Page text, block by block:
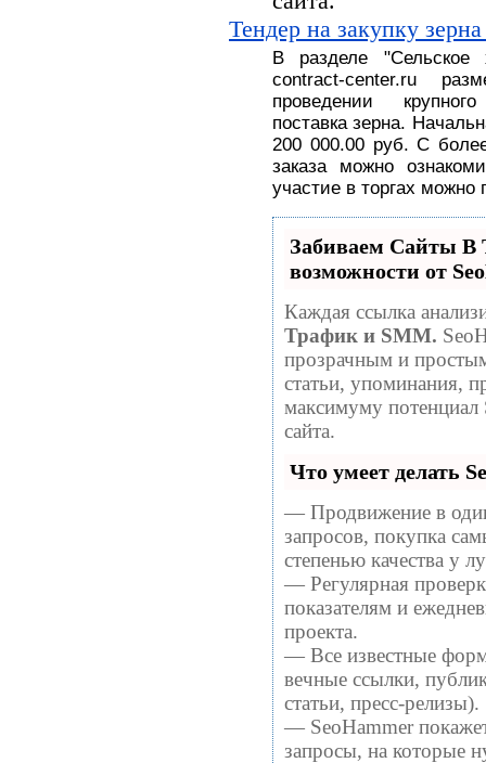
Тендер на закупку
В разделе "Сельское
contract-center.ru
проведении
поставказерна. На
200 000.00 руб. С
заказа можно
участие в торгах можно
Забиваем Сайты
возможности от
Каждая ссылка
Трафик и SMM.
прозрачным и
статьи, упоминания,
максимуму
сайта.
Что умеет делать
— Продвижение в
запросов, покупка
степенью качества у
— Регулярная
показателям и
проекта.
— Все известные
вечные ссылки,
статьи, пресс-релизы).
— SeoHammer
запросы, на которые